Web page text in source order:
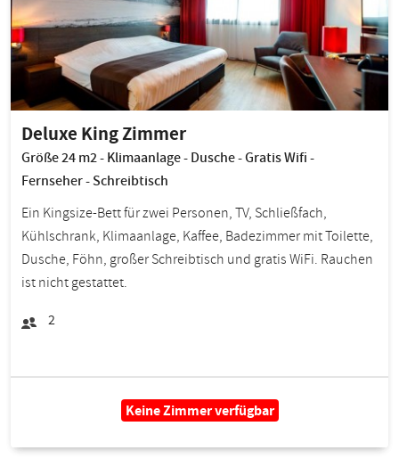
Deluxe King Zimmer
Größe 24 m2 - Klimaanlage - Dusche - Gratis Wifi -
Fernseher - Schreibtisch
Ein Kingsize-Bett für zwei Personen, TV, Schließfach,
Kühlschrank, Klimaanlage, Kaffee, Badezimmer mit Toilette,
Dusche, Föhn, großer Schreibtisch und gratis WiFi. Rauchen
ist nicht gestattet.
2
Keine Zimmer verfügbar